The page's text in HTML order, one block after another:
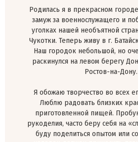
Родилась я в прекрасном
замуж за военнослужащего и
уголках нашей необъятной
Чукотки. Теперь живу в г.
Наш городок небольшой, но
раскинулся на левом берегу
Ростов-на-Дону.
Я обожаю творчество во всех
Люблю радовать близких
приготовленной пищей.
рукоделия, часто беру себя на
буду поделиться опытом или